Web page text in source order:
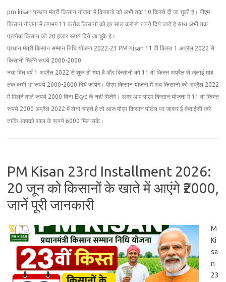
pm kisan प्रधान मंत्री किसान योजना में किसानो को अभी तक 10 किस्ते दी जा चुकी है। पीएम
किसान योजना में लगभग 11 करोड़ किसानो को हर साल करोडो रूपये दिये जाते है साथ अभी तक
प्रत्येक किसान को 20 हजार रूपये दिये जा चुके है।
प्रधान मंत्री किसान सम्मान निधि योजना 2022-23 PM Kisan 11 वीं किस्त 1 अप्रैल 2022 से
किसानो मिलेंगे रूपये 2000-2000
नया वित वर्ष 1 अप्रैल 2022 से शुरू हो गया है और किसानो को 11 वी किस्त अप्रैल से जुलाई माह
तक कभी भी रूपये 2000-2000 दिये जायेंगे। पीएम किसान योजना में अब किसानो को अप्रैल 2022
में मिलने वाले रूपये 2000 बिना Ekyc के नहीं मिलेंगे। अगर आप पीएम किसान योजना में 11 वी क़िस्त
रूपये 2000 अप्रैल 2022 में लेना चाहते है तो आज पीएम किसान पोर्टल पर जाकर ई केवाईसी करे
ताकि आपको साल के रूपये 6000 मिल सके।
PM Kisan 23rd Installment 2026:
20 जून को किसानों के खाते में आएंगे ₹2000,
जानें पूरी जानकारी
M
Ki
sa
n
23